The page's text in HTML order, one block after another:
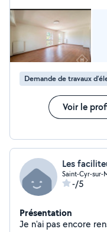
Demande de travaux
Voir le
Les
Saint-Cyr-sur-
-/5
Présentation